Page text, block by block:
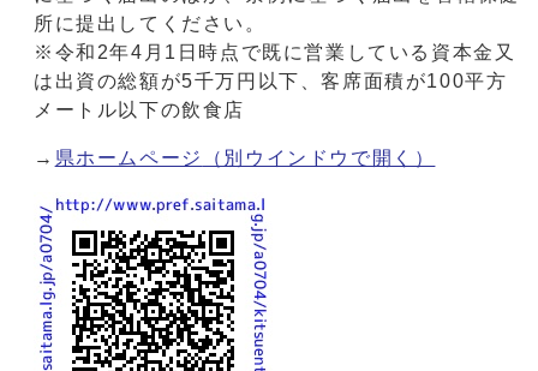
所に提出してください。
※令和2年4月1日時点で既に営業している資本金又
は出資の総額が5千万円以下、客席面積が100平方
メートル以下の飲食店
→ 県ホームページ （別ウインドウで開く）